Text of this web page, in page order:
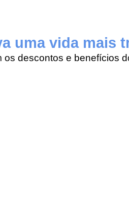
uma vida mais
os descontos e benefícios